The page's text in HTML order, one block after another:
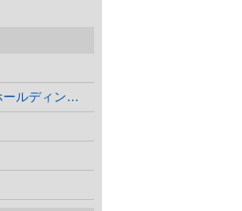
(株)アクセルスペースホールディングス